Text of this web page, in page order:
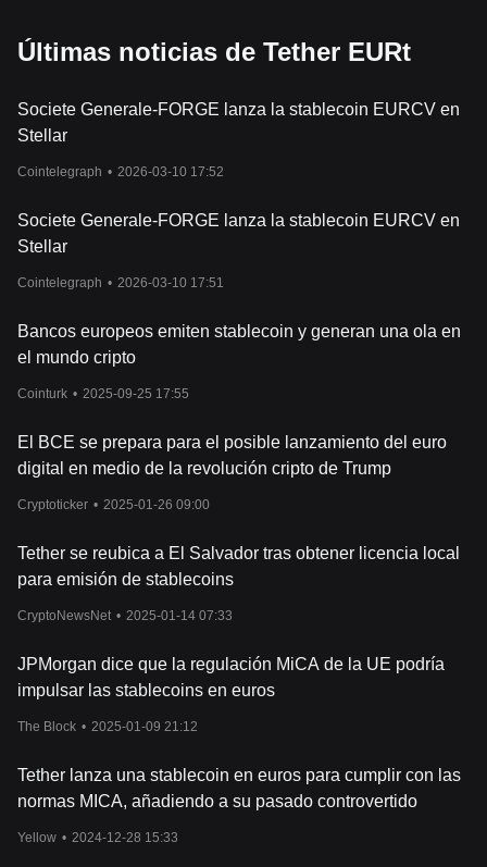
Últimas noticias de Tether EURt
Societe Generale-FORGE lanza la stablecoin EURCV en
Stellar
Cointelegraph • 2026-03-10 17:52
Societe Generale-FORGE lanza la stablecoin EURCV en
Stellar
Cointelegraph • 2026-03-10 17:51
Bancos europeos emiten stablecoin y generan una ola en
el mundo cripto
Cointurk • 2025-09-25 17:55
El BCE se prepara para el posible lanzamiento del euro
digital en medio de la revolución cripto de Trump
Cryptoticker • 2025-01-26 09:00
Tether se reubica a El Salvador tras obtener licencia local
para emisión de stablecoins
CryptoNewsNet • 2025-01-14 07:33
JPMorgan dice que la regulación MiCA de la UE podría
impulsar las stablecoins en euros
The Block • 2025-01-09 21:12
Tether lanza una stablecoin en euros para cumplir con las
normas MICA, añadiendo a su pasado controvertido
Yellow • 2024-12-28 15:33